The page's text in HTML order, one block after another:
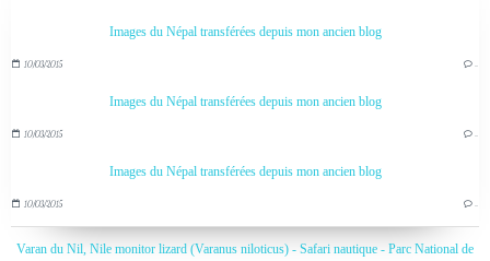
Images du Népal transférées depuis mon ancien blog
10/03/2015
Images du Népal transférées depuis mon ancien blog
10/03/2015
Images du Népal transférées depuis mon ancien blog
10/03/2015
Varan du Nil, Nile monitor lizard (Varanus niloticus) - Safari nautique - Parc National de